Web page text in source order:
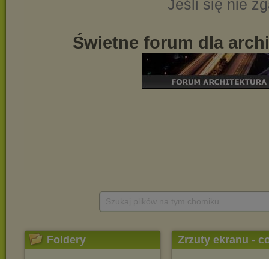
Foldery Zrzuty ekranu -